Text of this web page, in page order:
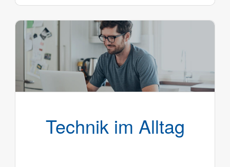
Technik im Alltag